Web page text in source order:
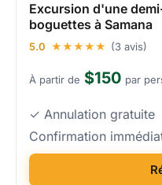
Excursion d'une
boguettes à Samana
5.0 ★★★★★ (3 avis)
À partir de $150 par
✓ Annulation gratuite
Confirmation